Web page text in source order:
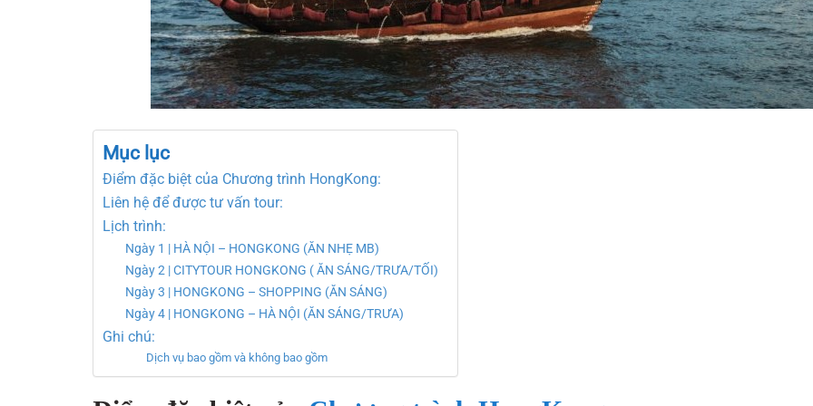
Mục lục
Điểm đặc biệt của Chương trình HongKong:
Liên hệ để được tư vấn tour:
Lịch trình:
Ngày 1 | HÀ NỘI – HONGKONG (ĂN NHẸ MB)
Ngày 2 | CITYTOUR HONGKONG ( ĂN SÁNG/TRƯA/TỐI)
Ngày 3 | HONGKONG – SHOPPING (ĂN SÁNG)
Ngày 4 | HONGKONG – HÀ NỘI (ĂN SÁNG/TRƯA)
Ghi chú:
Dịch vụ bao gồm và không bao gồm